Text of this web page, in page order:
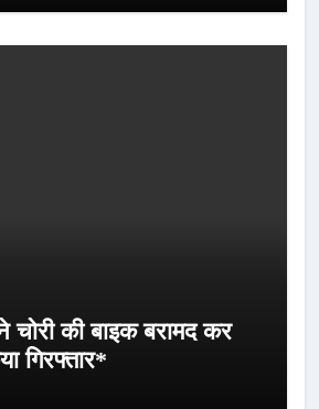
की बाइक बरामद कर
गिरफ्तार*